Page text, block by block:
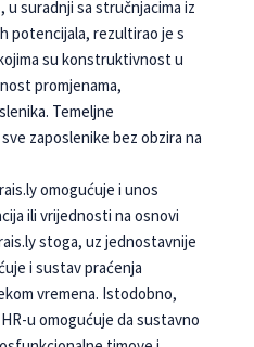
suradnji sa stručnjacima iz
po­tencijala, rezultirao je s
su konstruktivnost u
promjenama,
Temeljne
zaposlenike bez obzira na
omogućuje i unos
ili vrijednosti na osnovi
stoga, uz jednostavnije
i su­stav praćenja
vre­mena. Istodobno,
u omogućuje da sustavno